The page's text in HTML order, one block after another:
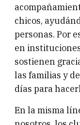
chicos,
personas. Por
en
sostienen
las familias y
días para
En la misma